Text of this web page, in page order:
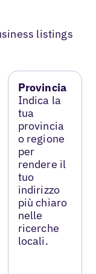
listings
Provincia
Indica la
tua
provincia
o regione
per
rendere il
tuo
indirizzo
più chiaro
nelle
ricerche
locali.